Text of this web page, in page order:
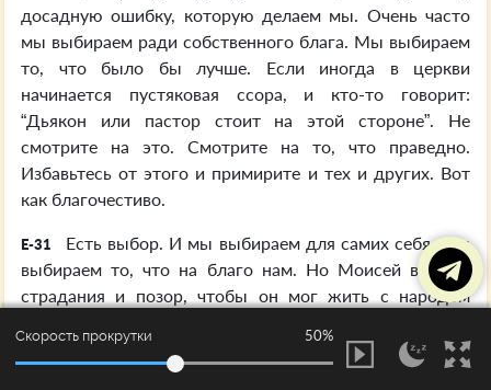
досадную ошибку, которую делаем мы. Очень часто
мы выбираем ради собственного блага. Мы выбираем
то, что было бы лучше. Если иногда в церкви
начинается пустяковая ссора, и кто-то говорит:
“Дьякон или пастор стоит на этой стороне”. Не
смотрите на это. Смотрите на то, что праведно.
Избавьтесь от этого и примирите и тех и других. Вот
как благочестиво.
E-31
Есть выбор. И мы выбираем для самих себя. Мы
выбираем то, что на благо нам. Но Моисей выбрал
страдания и позор, чтобы он мог жить с народом
“Выбрал страдания народа Божьего и посчитал это
бЄльшим сокровищем, ибо он был тверд, видя Его,
Скорость прокрутки 50%